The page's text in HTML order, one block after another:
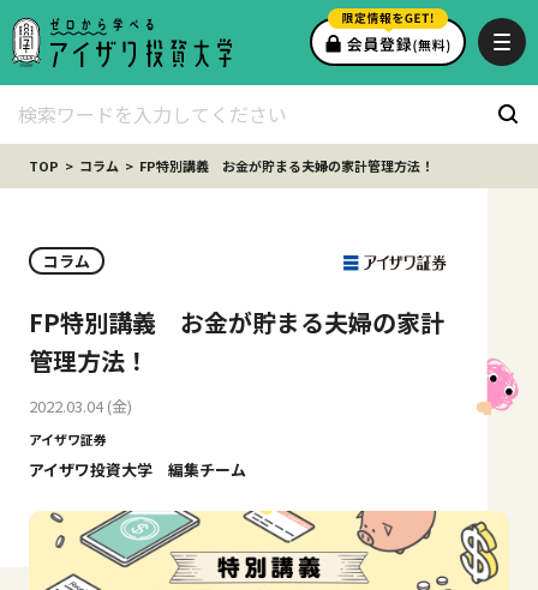
TOP コラム FP特別講義 お金が貯まる夫婦の家計管理方法！
コラム
FP特別講義 お金が貯まる夫婦の家計
管理方法！
2022.03.04 (金)
アイザワ証券
アイザワ投資大学 編集チーム